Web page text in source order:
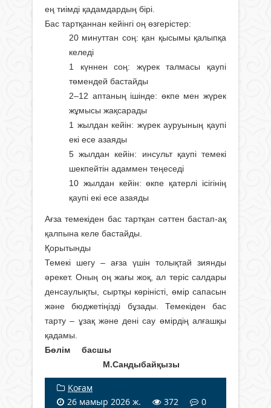
ең тиімді қадамдардың бірі.
Бас тартқаннан кейінгі оң өзгерістер:
20 минуттан соң: қан қысымы қалыпқа
келеді
1 күннен соң: жүрек талмасы қаупі
төмендей бастайды
2–12 аптаның ішінде: өкпе мен жүрек
жұмысы жақсарады
1 жылдан кейін: жүрек ауруының қаупі
екі есе азаяды
5 жылдан кейін: инсульт қаупі темекі
шекпейтін адаммен теңеседі
10 жылдан кейін: өкпе қатерлі ісігінің
қаупі екі есе азаяды
Ағза темекіден бас тартқан сәттен бастап-ақ
қалпына келе бастайды.
Қорытынды
Темекі шегу – ағза үшін толықтай зиянды
әрекет. Оның оң жағы жоқ, ал теріс салдары
денсаулықты, сыртқы көріністі, өмір сапасын
және бюджетіңізді бұзады. Темекіден бас
тарту – ұзақ және дені сау өмірдің алғашқы
қадамы.
Бөлім басшы
М.Сандыбайқызы
Қоғам
26 мамыр 2026 ж.
372 0